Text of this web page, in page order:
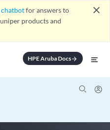
chatbotfor answers to
products and
close
HPE Aruba Docsarrow_forward